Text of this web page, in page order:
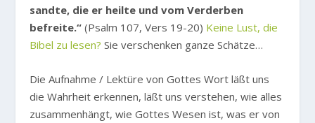
sandte, die er heilte und vom Verderben
befreite.“ (Psalm 107, Vers 19-20) Keine Lust, die
Bibel zu lesen? Sie verschenken ganze Schätze…
Die Aufnahme / Lektüre von Gottes Wort läßt uns
die Wahrheit erkennen, läßt uns verstehen, wie alles
zusammenhängt, wie Gottes Wesen ist, was er von